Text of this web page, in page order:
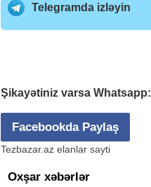
Telegramda izləyin
Şikayətiniz varsa Whatsapp:
Facebookda Paylaş
Tezbazar.az elanlar sayti
Oxşar xəbərlər